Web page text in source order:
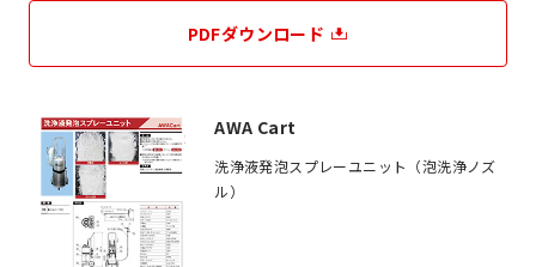
PDFダウンロード
AWA Cart
洗浄液発泡スプレーユニット（泡洗浄ノズ
ル）